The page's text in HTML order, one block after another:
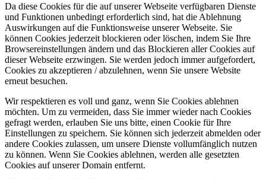
Da diese Cookies für die auf unserer Webseite verfügbaren Dienste
und Funktionen unbedingt erforderlich sind, hat die Ablehnung
Auswirkungen auf die Funktionsweise unserer Webseite. Sie
können Cookies jederzeit blockieren oder löschen, indem Sie Ihre
Browsereinstellungen ändern und das Blockieren aller Cookies auf
dieser Webseite erzwingen. Sie werden jedoch immer aufgefordert,
Cookies zu akzeptieren / abzulehnen, wenn Sie unsere Website
erneut besuchen.
Wir respektieren es voll und ganz, wenn Sie Cookies ablehnen
möchten. Um zu vermeiden, dass Sie immer wieder nach Cookies
gefragt werden, erlauben Sie uns bitte, einen Cookie für Ihre
Einstellungen zu speichern. Sie können sich jederzeit abmelden oder
andere Cookies zulassen, um unsere Dienste vollumfänglich nutzen
zu können. Wenn Sie Cookies ablehnen, werden alle gesetzten
Cookies auf unserer Domain entfernt.